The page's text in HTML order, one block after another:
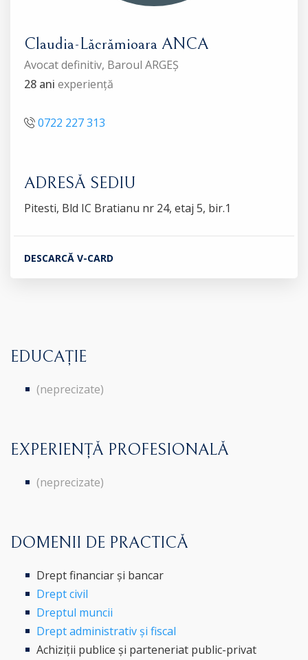
Claudia-Lăcrămioara ANCA
Avocat definitiv, Baroul ARGEȘ
28 ani experiență
0722 227 313
ADRESĂ SEDIU
Pitesti, Bld IC Bratianu nr 24, etaj 5, bir.1
DESCARCĂ V-CARD
EDUCAȚIE
(neprecizate)
EXPERIENȚĂ PROFESIONALĂ
(neprecizate)
DOMENII DE PRACTICĂ
Drept financiar și bancar
Drept civil
Dreptul muncii
Drept administrativ și fiscal
Achiziții publice și parteneriat public-privat